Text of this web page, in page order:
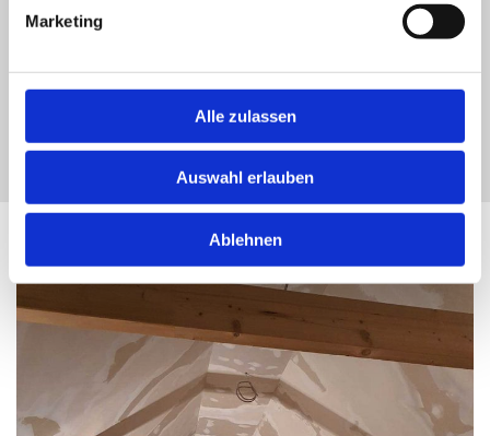
Marketing
Alle zulassen
Auswahl erlauben
Ablehnen
PVC-Böden
Laminatverlegung
Fertigparkett, Dielen
Epoxidharzbeschichtungen